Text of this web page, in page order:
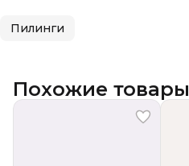
Пилинги
Похожие товары